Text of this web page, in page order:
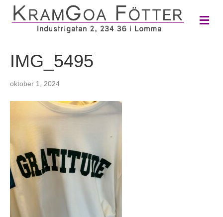
M
e
IMG_5495
oktober 1, 2024